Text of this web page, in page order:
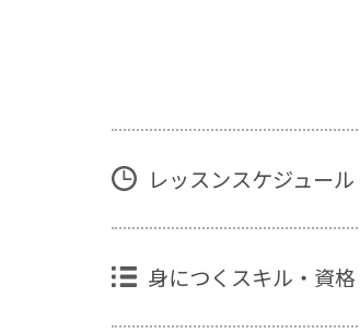
レッスンスケジュール
身につくスキル・資格